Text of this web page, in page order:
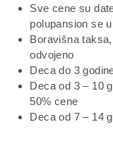
Sve cene su
polupansion se
Boravišna
odvojeno
Deca do 3
Deca od 3 – 10
50% cene
Deca od 7 – 14